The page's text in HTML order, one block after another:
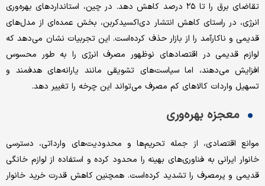
تقاضای برق را تا ۲۵ درصد کاهش دهد. در چین، استانداردهای بهره‌وری
انرژی، در راستای کاهش انتشار دی‌اکسیدکربن، بخش عمده‌ای از مدل‌های
قدیمی و ناکارآمد را از بازار حذف کرده‌است. این تجربیات نشان می‌دهد که
لوازم قدیمی در اقتصادهای نوظهور مصرف انرژی را به طور محسوس
افزایش می‌دهند، اما سیاست‌های تشویقی مانند یارانه‌های هدفمند و
تسهیل واردات کالاهای کم مصرف می‌تواند این چرخه را تغییر دهد.
معجزه بهره‌وری
موانع اقتصادی، از جمله تحریم‌ها و محدودیت‌های وارداتی، دسترسی
خانوار ایرانی به فناوری‌های بهینه را محدود کرده و استفاده از لوازم خانگی
قدیمی و پرمصرف را تشدید کرده‌است. همچنین کاهش قدرت خرید خانوار